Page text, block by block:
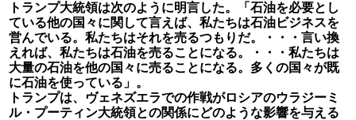
トランプ大統領は次のように明言した。「石油を必要とし
ている他の国々に関して言えば、私たちは石油ビジネスを
営んでいる。私たちはそれを売るつもりだ。・・・言い換
えれば、私たちは石油を売ることになる。・・・私たちは
大量の石油を他の国々に売ることになる。多くの国々が既
に石油を使っている」。
トランプは、ヴェネズエラでの作戦がロシアのウラジーミ
ル・プーティン大統領との関係にどのような影響を与える